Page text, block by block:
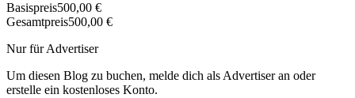
Basispreis500,00 €
Gesamtpreis500,00 €
Nur für Advertiser
Um diesen Blog zu buchen, melde dich als Advertiser an oder
erstelle ein kostenloses Konto.